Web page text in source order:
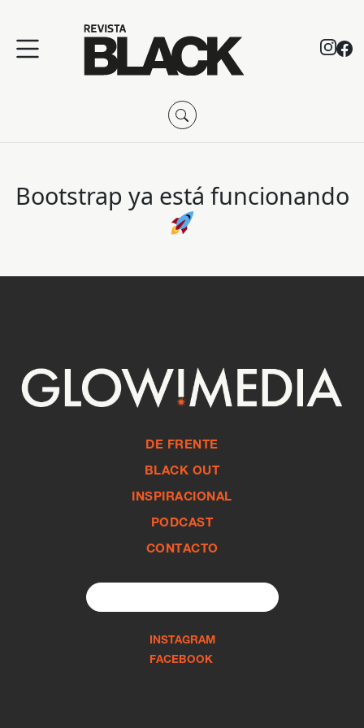
Bootstrap ya está funcionando
DE FRENTE
BLACK OUT
INSPIRACIONAL
PODCAST
CONTACTO
for:
INSTAGRAM
FACEBOOK